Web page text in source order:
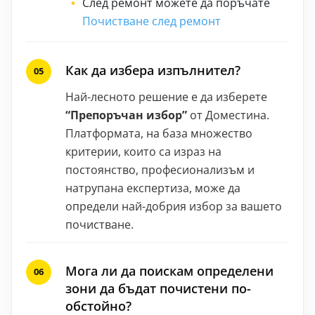
Почистване след ремонт
Как да избера изпълнител?
Най-лесното решение е да изберете
“Препоръчан избор” от Доместина.
Платформата, на база множество
критерии, които са израз на
постоянство, професионализъм и
натрупана експертиза, може да
определи най-добрия избор за вашето
почистване.
Мога ли да поискам определени
зони да бъдат почистени по-
обстойно?